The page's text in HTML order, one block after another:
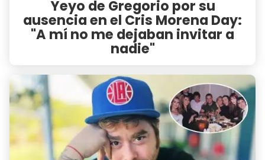
Yeyo de Gregorio por su
ausencia en el Cris Morena Day:
"A mí no me dejaban invitar a
nadie"